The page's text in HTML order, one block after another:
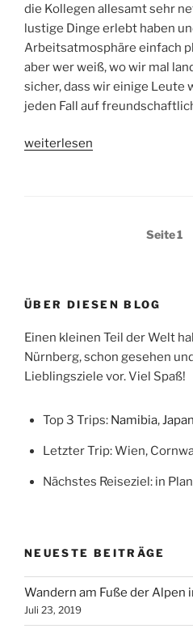
die Kollegen allesamt sehr
lustige Dinge erlebt haben
Arbeitsatmosphäre einfach
aber wer weiß, wo wir mal
sicher, dass wir einige Leute
jeden Fall auf
„Alles
zwei!“
weiterlesen
Seitennummerierung
Seite1
ÜBER DIESEN BLOG
Einen kleinen Teil der Welt
Nürnberg, schon gesehen
Lieblingsziele vor. Viel Spaß!
Top 3 Trips: Namibia,Japan
Letzter Trip: Wien,
Nächstes Reiseziel: in
NEUESTE BEITRÄGE
Wandern am Fuße der Alpen
Juli 23, 2019